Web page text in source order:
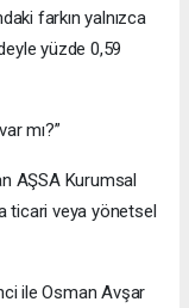
farkın yalnızca
yüzde 0,59
mı?”
AŞSA Kurumsal
ticari veya yönetsel
ile Osman Avşar